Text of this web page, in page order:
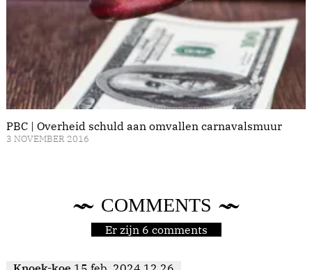
PBC | Overheid schuld aan omvallen carnavalsmuur
3 NOVEMBER 2016
COMMENTS
Er zijn 6 comments